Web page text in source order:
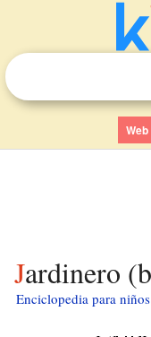
Web
Jardinero
Enciclopedia para niños